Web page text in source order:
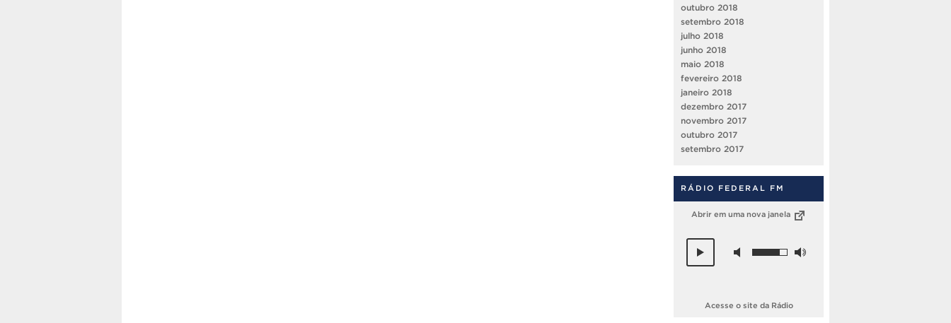
outubro 2018
setembro 2018
julho 2018
junho 2018
maio 2018
fevereiro 2018
janeiro 2018
dezembro 2017
novembro 2017
outubro 2017
setembro 2017
RÁDIO FEDERAL FM
Abrir em uma nova janela
Acesse o site da Rádio